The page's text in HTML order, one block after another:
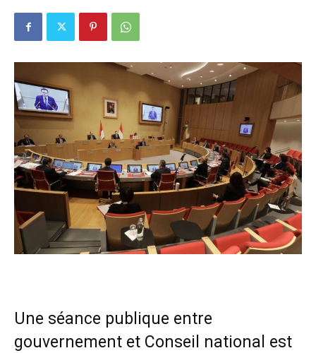
Une séance publique entre
gouvernement et Conseil national est